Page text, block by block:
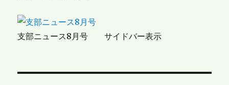
ョ
ン
支部ニュース8月号 サイドバー表示